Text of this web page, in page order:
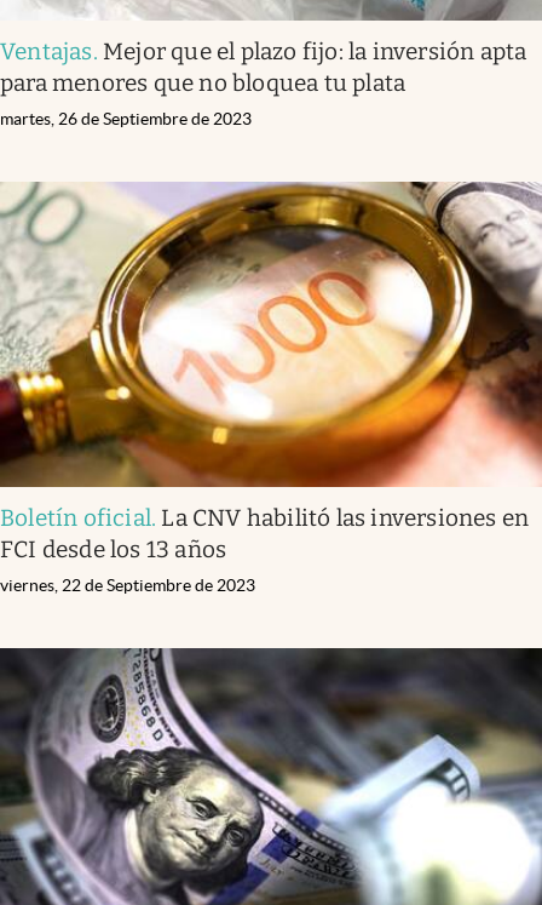
Ventajas. Mejor que el plazo fijo: la inversión apta
para menores que no bloquea tu plata
martes, 26 de Septiembre de 2023
Boletín oficial. La CNV habilitó las inversiones en
FCI desde los 13 años
viernes, 22 de Septiembre de 2023